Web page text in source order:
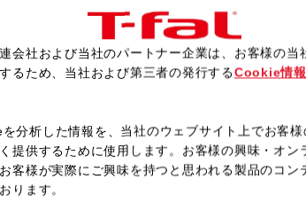
Cをしいた容器に生
OKボタンを押す。
確認画面が表示され
フタを閉めて固定し
ブザーが鳴ったら、
会社および当社のパートナー企業は、お客様の当
るため、当社および第三者の発行するCookie情報
分析した情報を、当社のウェブサイト上でお客
提供するために使用します。お客様の興味・オン
客様が実際にご興味を持つと思われる製品のコン
ります。